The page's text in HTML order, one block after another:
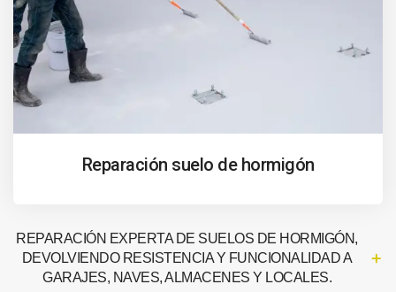
Reparación suelo de hormigón
REPARACIÓN EXPERTA DE SUELOS DE HORMIGÓN,
DEVOLVIENDO RESISTENCIA Y FUNCIONALIDAD A
GARAJES, NAVES, ALMACENES Y LOCALES.